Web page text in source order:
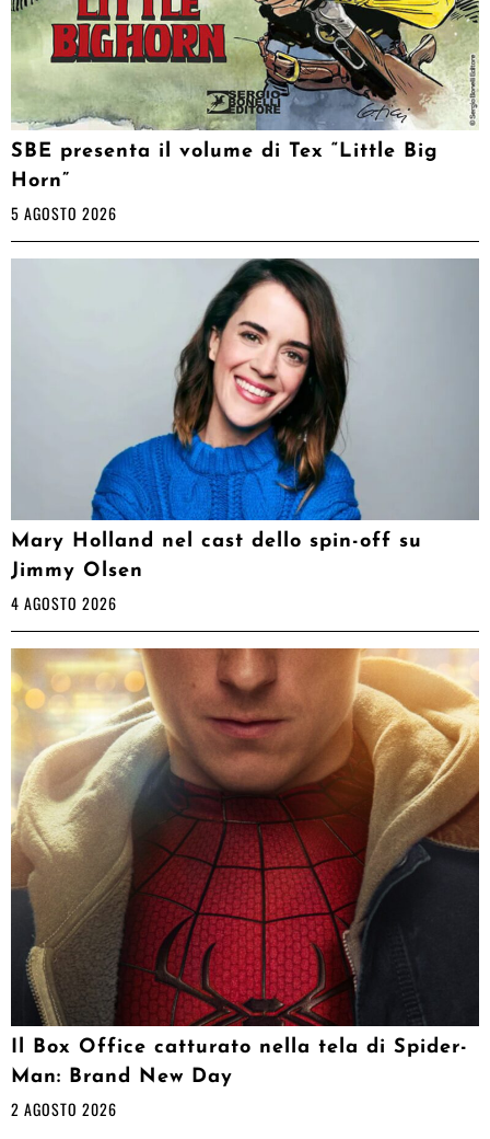
SBE presenta il volume di Tex “Little Big
Horn”
5 AGOSTO 2026
Mary Holland nel cast dello spin-off su
Jimmy Olsen
4 AGOSTO 2026
Il Box Office catturato nella tela di Spider-
Man: Brand New Day
2 AGOSTO 2026